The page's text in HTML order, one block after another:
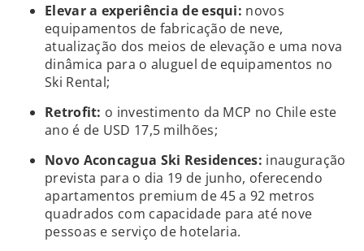
Elevar a experiência de esqui: novos
equipamentos de fabricação de neve,
atualização dos meios de elevação e uma nova
dinâmica para o aluguel de equipamentos no
Ski Rental;
Retrofit: o investimento da MCP no Chile este
ano é de USD 17,5 milhões;
Novo Aconcagua Ski Residences: inauguração
prevista para o dia 19 de junho, oferecendo
apartamentos premium de 45 a 92 metros
quadrados com capacidade para até nove
pessoas e serviço de hotelaria.